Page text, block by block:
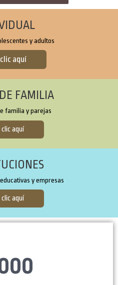
y adultos
aquí
FAMILIA
familia y parejas
aquí
y empresas
aquí